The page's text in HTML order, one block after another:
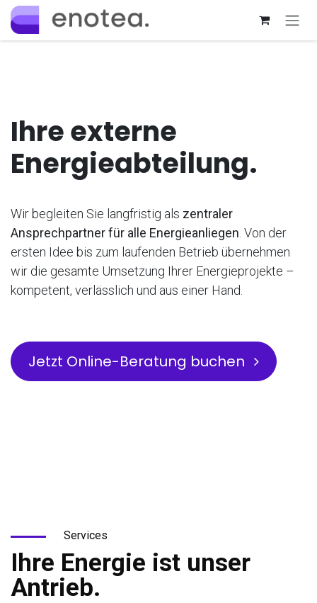
Zum Inhalt springen
Ihre externe
Energieabteilung.
Wir begleiten Sie langfristig als zentraler
Ansprechpartner für alle Energieanliegen . Von der
ersten Idee bis zum laufenden Betrieb übernehmen
wir die gesamte Umsetzung Ihrer Energieprojekte –
kompetent, verlässlich und aus einer Hand.
Jetzt Online-Beratung buchen
Services
Ihre Energie ist unser
Antrieb.